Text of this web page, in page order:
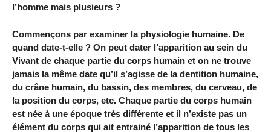
l’homme mais plusieurs ?
Commençons par examiner la physiologie humaine. De
quand date-t-elle ? On peut dater l’apparition au sein du
Vivant de chaque partie du corps humain et on ne trouve
jamais la même date qu’il s’agisse de la dentition humaine,
du crâne humain, du bassin, des membres, du cerveau, de
la position du corps, etc. Chaque partie du corps humain
est née à une époque très différente et il n’existe pas un
élément du corps qui ait entrainé l’apparition de tous les